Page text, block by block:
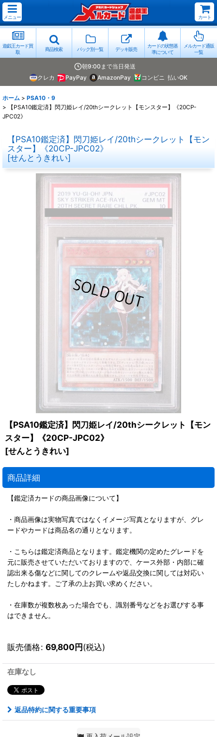
メニュー カート
遊戯王カード買
取
商品検索 パック別一覧 デッキ販売
カードの状態基
準について
メルカード通販
一覧
朝9:00まで当日発送
クレカ
PayPay AmazonPay コンビニ 払いOK
ホーム > PSA10・9
>
【PSA10鑑定済】閃刀姫レイ/20thシークレット【モンスター】《20CP-
JPC02》
【PSA10鑑定済】閃刀姫レイ/20thシークレット【モン
スター】《20CP-JPC02》
[せんとうきれい]
【PSA10鑑定済】閃刀姫レイ/20thシークレット【モン
スター】《20CP-JPC02》
[せんとうきれい]
商品詳細
【鑑定済カードの商品画像について】
・商品画像は実物写真ではなくイメージ写真となりますが、グレ
ードやカードは商品名の通りとなります。
・こちらは鑑定済商品となります。鑑定機関の定めたグレードを
元に販売させていただいておりますので、ケース外部・内部に確
認出来る傷などに関してのクレームや返品交換に関しては対応い
たしかねます。ご了承の上お買い求めください。
・在庫数が複数枚あった場合でも、識別番号などをお選びする事
はできません。
販売価格: 69,800円(税込)
在庫なし
返品特約に関する重要事項